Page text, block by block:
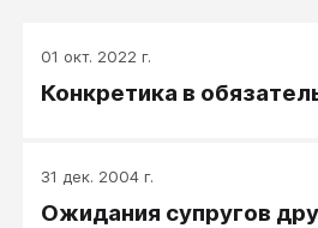
01 окт. 2022 г.
Конкретика в
31 дек. 2004 г.
Ожидания супругов